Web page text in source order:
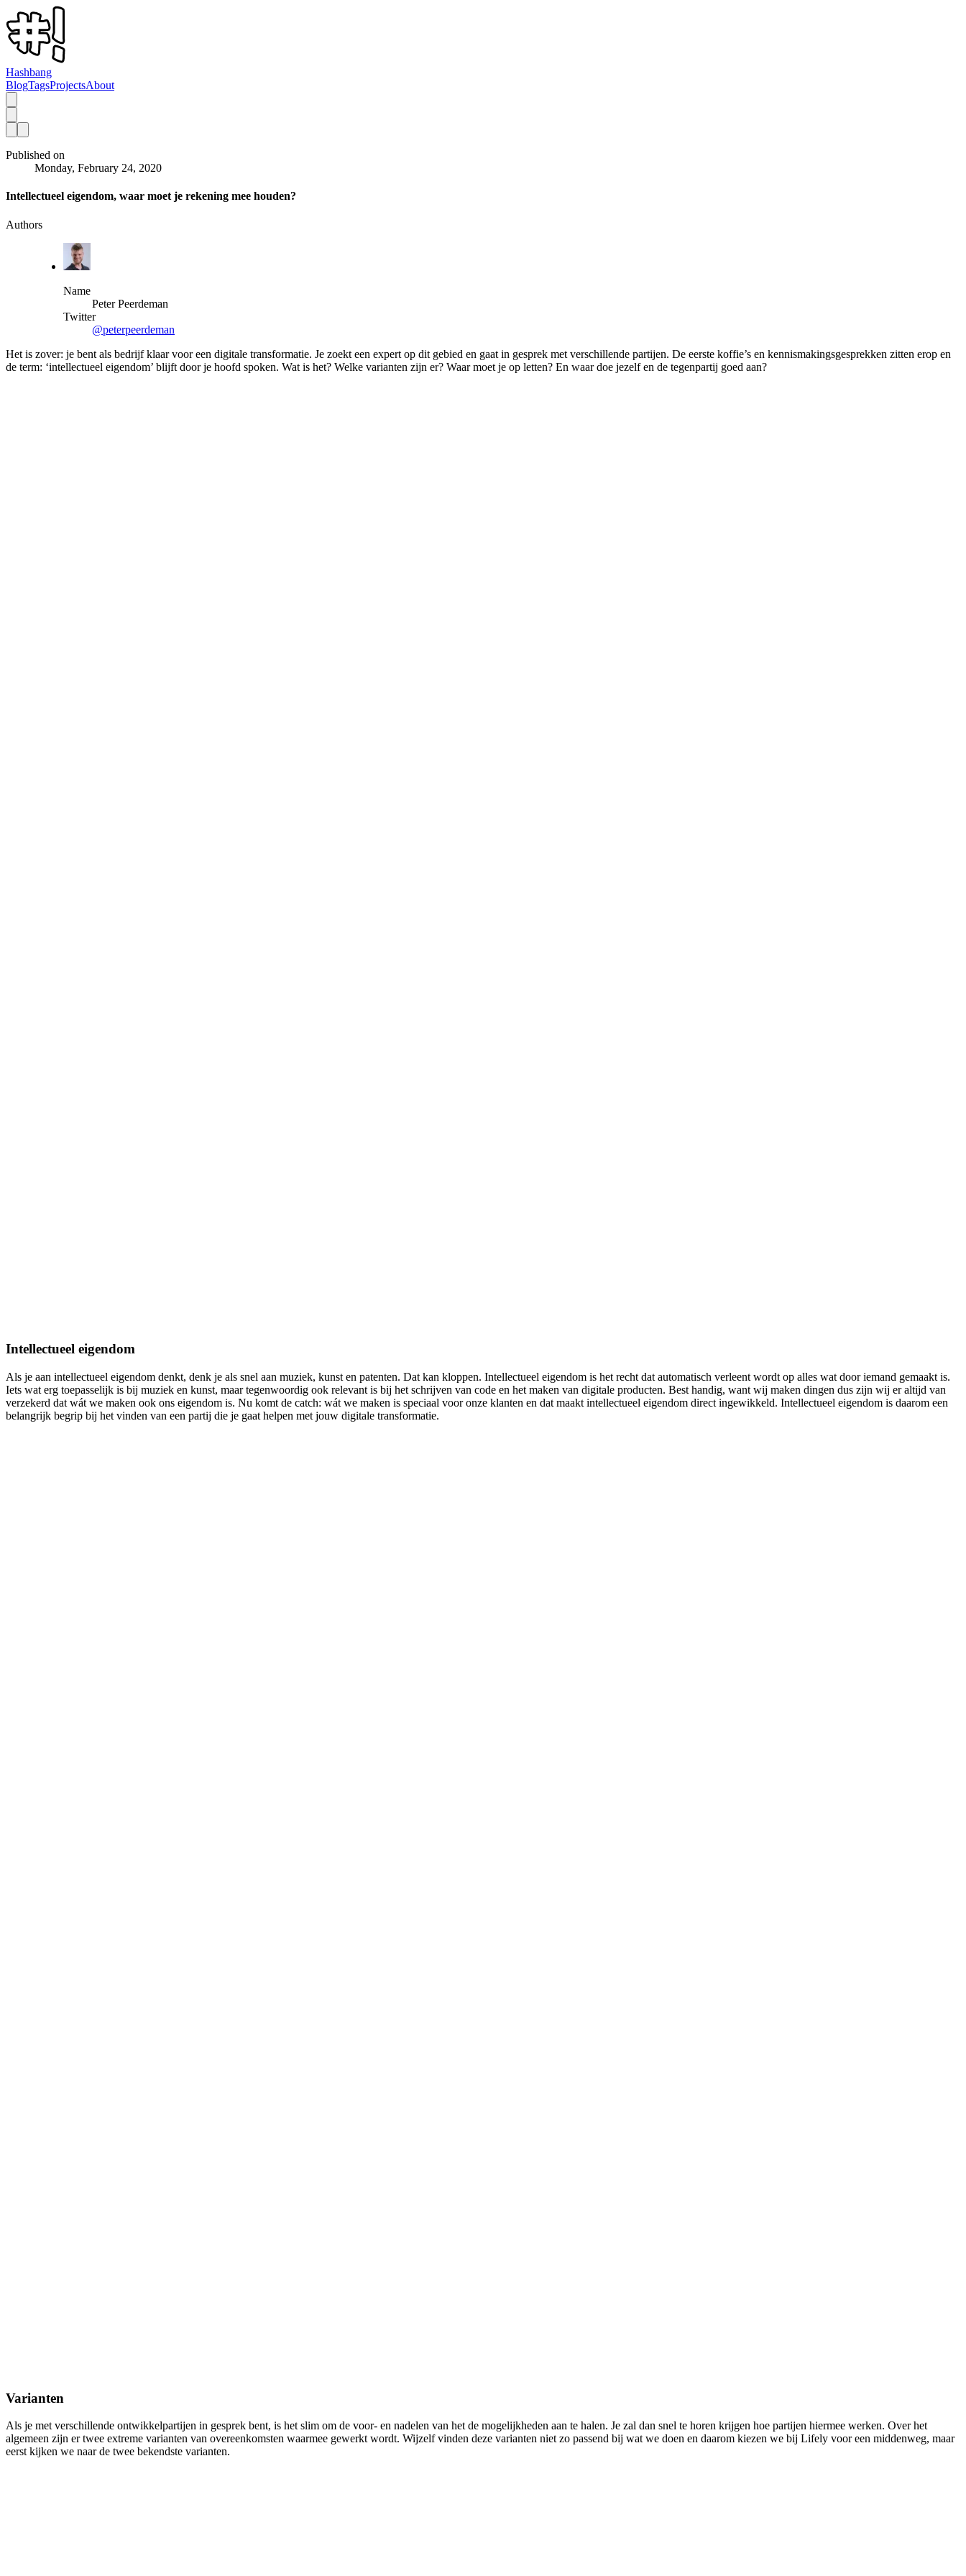
Hashbang
BlogTagsProjectsAbout
Published on
Monday, February 24, 2020
Intellectueel eigendom, waar moet je rekening mee houden?
Authors
Name
Peter Peerdeman
Twitter
@peterpeerdeman
Het is zover: je bent als bedrijf klaar voor een digitale transformatie. Je zoekt een expert op dit gebied en gaat in gesprek met verschillende partijen. De eerste koffie’s en kennismakingsgesprekken zitten erop en
de term: ‘intellectueel eigendom’ blijft door je hoofd spoken. Wat is het? Welke varianten zijn er? Waar moet je op letten? En waar doe jezelf en de tegenpartij goed aan?
Intellectueel eigendom
Als je aan intellectueel eigendom denkt, denk je als snel aan muziek, kunst en patenten. Dat kan kloppen. Intellectueel eigendom is het recht dat automatisch verleent wordt op alles wat door iemand gemaakt is.
Iets wat erg toepasselijk is bij muziek en kunst, maar tegenwoordig ook relevant is bij het schrijven van code en het maken van digitale producten. Best handig, want wij maken dingen dus zijn wij er altijd van
verzekerd dat wát we maken ook ons eigendom is. Nu komt de catch: wát we maken is speciaal voor onze klanten en dat maakt intellectueel eigendom direct ingewikkeld. Intellectueel eigendom is daarom een
belangrijk begrip bij het vinden van een partij die je gaat helpen met jouw digitale transformatie.
Varianten
Als je met verschillende ontwikkelpartijen in gesprek bent, is het slim om de voor- en nadelen van het de mogelijkheden aan te halen. Je zal dan snel te horen krijgen hoe partijen hiermee werken. Over het
algemeen zijn er twee extreme varianten van overeenkomsten waarmee gewerkt wordt. Wijzelf vinden deze varianten niet zo passend bij wat we doen en daarom kiezen we bij Lifely voor een middenweg, maar
eerst kijken we naar de twee bekendste varianten.